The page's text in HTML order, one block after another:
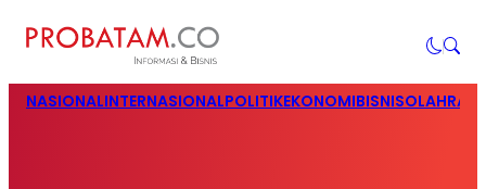
NASIONALINTERNASIONALPOLITIKEKONOMIBISNIS